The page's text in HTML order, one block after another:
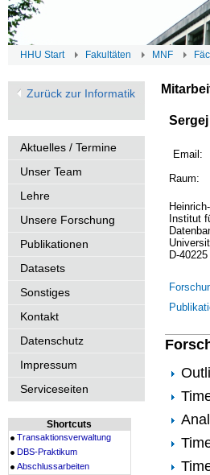
HHU Start Fakultäten MNF
Zurück zur Informatik
Aktuelles / Termine
Unser Team
Lehre
Unsere Forschung
Publikationen
Datasets
Sonstiges
Kontakt
Datenschutz
Impressum
Serviceseiten
Shortcuts
Transaktionsverwaltung
DBS-Praktikum
Abschlussarbeiten
Email:
Raum:
Institut
D-